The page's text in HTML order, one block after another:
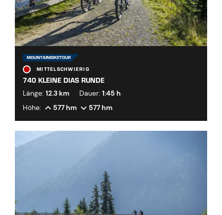
MOUNTAINBIKETOUR
MITTELSCHWIERIG
740 KLEINE DIAS RUNDE
Länge: 12.3 km Dauer: 1:45 h
Höhe:
577 hm 577 hm